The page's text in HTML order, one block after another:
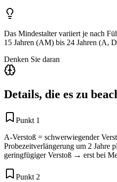
Das Mindestalter variiert je nach
15 Jahren (AM) bis 24 Jahren (A,
Denken Sie daran
Details, die es zu
Punkt 1
A-Verstoß = schwerwiegender
Probezeitverlängerung um 2 Jahre
geringfügiger Verstoß → erst bei
Punkt 2